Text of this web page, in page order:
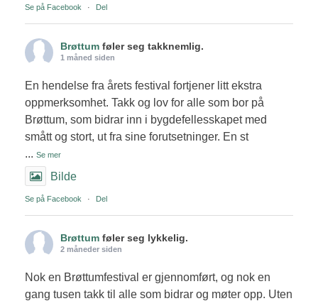
Se på Facebook · Del
Brøttum føler seg takknemlig.
1 måned siden
En hendelse fra årets festival fortjener litt ekstra
oppmerksomhet. Takk og lov for alle som bor på
Brøttum, som bidrar inn i bygdefellesskapet med
smått og stort, ut fra sine forutsetninger. En st
... Se mer
Bilde
Se på Facebook · Del
Brøttum føler seg lykkelig.
2 måneder siden
Nok en Brøttumfestival er gjennomført, og nok en
gang tusen takk til alle som bidrar og møter opp. Uten